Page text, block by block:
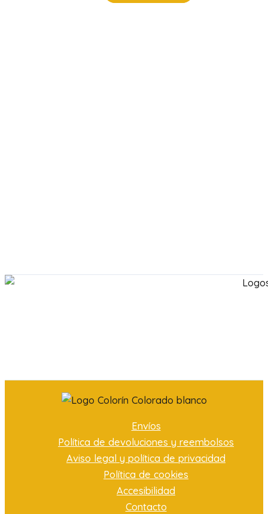
Envíos
Política de devoluciones y reembolsos
Aviso legal y política de privacidad
Política de cookies
Accesibilidad
Contacto